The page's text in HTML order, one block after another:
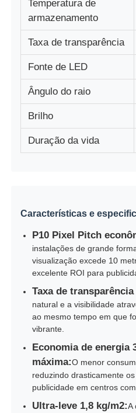
Temperatura de
armazenamento
Taxa de transparência
Fonte de LED
Ângulo do raio
Brilho
Duração da vida
Características e
P10 Pixel Pitch
instalações de grande
visualização excede 10
excelente ROI para
Taxa de transparência
natural e a visibilidade
ao mesmo tempo em que
vibrante.
Economia de energia
máxima:O menor
reduzindo drasticamente
publicidade em centros
Ultra-leve 1,8 kg/m2:A